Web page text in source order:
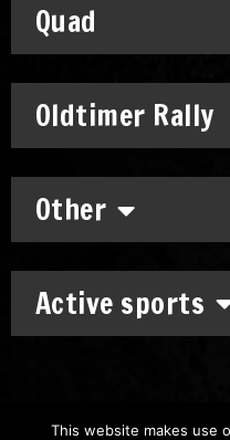
Quad
Oldtimer Rally
Other
Active sports
This website makes use